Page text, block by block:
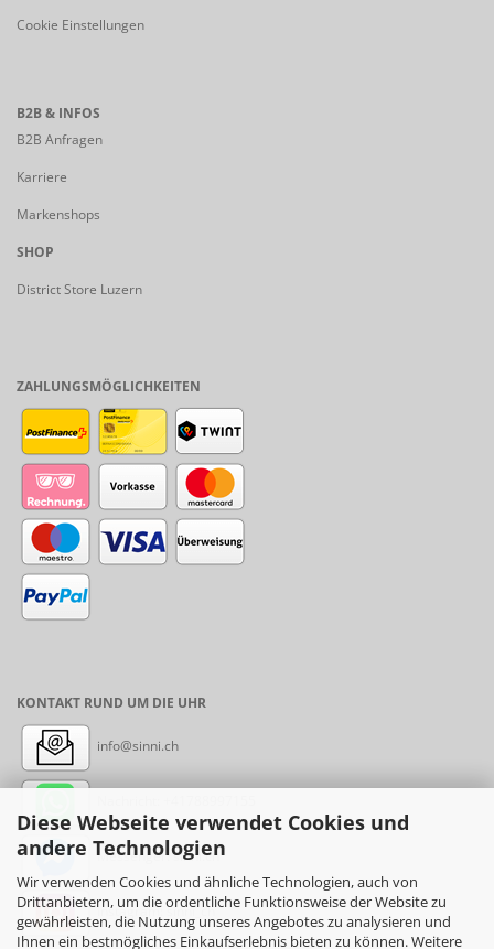
Diese Webseite verwendet Cookies und
andere Technologien
Wir verwenden Cookies und ähnliche Technologien, auch von
Drittanbietern, um die ordentliche Funktionsweise der Website zu
gewährleisten, die Nutzung unseres Angebotes zu analysieren und
Ihnen ein bestmögliches Einkaufserlebnis bieten zu können. Weitere
Cookie Einstellungen
B2B & INFOS
B2B Anfragen
Karriere
Markenshops
SHOP
District Store Luzern
ZAHLUNGSMÖGLICHKEITEN
KONTAKT RUND UM DIE UHR
info@sinni.ch
Messenger: sinni.ch
Instagram: sinni_ch